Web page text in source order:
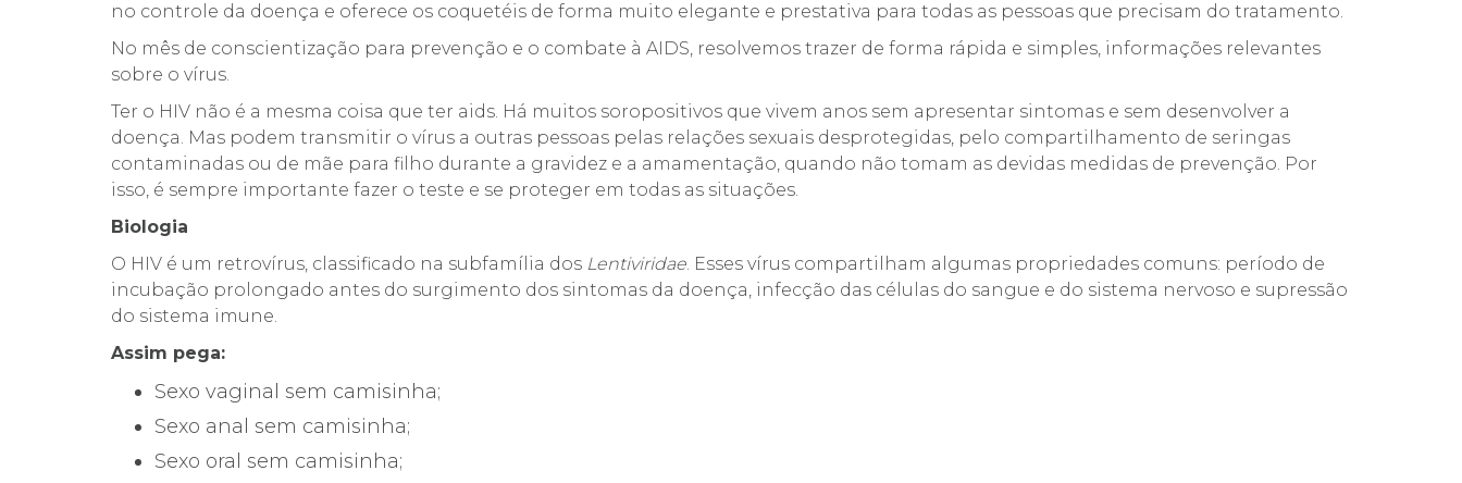
no controle da doença e oferece os coquetéis de forma muito elegante e prestativa para todas as pessoas que precisam do tratamento.
No mês de conscientização para prevenção e o combate à AIDS, resolvemos trazer de forma rápida e simples, informações relevantes
sobre o vírus.
Ter o HIV não é a mesma coisa que ter aids. Há muitos soropositivos que vivem anos sem apresentar sintomas e sem desenvolver a
doença. Mas podem transmitir o vírus a outras pessoas pelas relações sexuais desprotegidas, pelo compartilhamento de seringas
contaminadas ou de mãe para filho durante a gravidez e a amamentação, quando não tomam as devidas medidas de prevenção. Por
isso, é sempre importante fazer o teste e se proteger em todas as situações.
Biologia
O HIV é um retrovírus, classificado na subfamília dos Lentiviridae. Esses vírus compartilham algumas propriedades comuns: período de
incubação prolongado antes do surgimento dos sintomas da doença, infecção das células do sangue e do sistema nervoso e supressão
do sistema imune.
Assim pega:
Sexo vaginal sem camisinha;
Sexo anal sem camisinha;
Sexo oral sem camisinha;